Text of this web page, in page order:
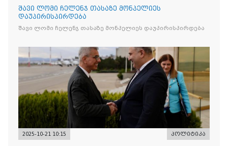
შავი ლომი ჩელენჯ თასაზე მონპელიეს
დაუპირისპირდება
შავი ლომი ჩელენჯ თასაზე მონპელიეს დაუპირისპირდება
2025-10-21 10:15 პოლიტიკა